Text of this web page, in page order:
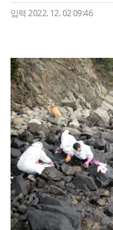
입력 2022. 12. 02 09:46